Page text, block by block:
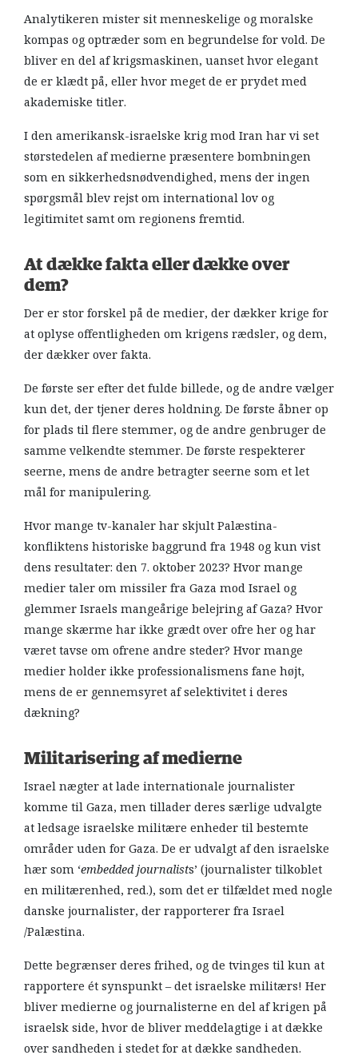
Analytikeren mister sit menneskelige og moralske
kompas og optræder som en begrundelse for vold. De
bliver en del af krigsmaskinen, uanset hvor elegant
de er klædt på, eller hvor meget de er prydet med
akademiske titler.
I den amerikansk-israelske krig mod Iran har vi set
størstedelen af medierne præsentere bombningen
som en sikkerhedsnødvendighed, mens der ingen
spørgsmål blev rejst om international lov og
legitimitet samt om regionens fremtid.
At dække fakta eller dække over
dem?
Der er stor forskel på de medier, der dækker krige for
at oplyse offentligheden om krigens rædsler, og dem,
der dækker over fakta.
De første ser efter det fulde billede, og de andre vælger
kun det, der tjener deres holdning. De første åbner op
for plads til flere stemmer, og de andre genbruger de
samme velkendte stemmer. De første respekterer
seerne, mens de andre betragter seerne som et let
mål for manipulering.
Hvor mange tv-kanaler har skjult Palæstina-
konfliktens historiske baggrund fra 1948 og kun vist
dens resultater: den 7. oktober 2023? Hvor mange
medier taler om missiler fra Gaza mod Israel og
glemmer Israels mangeårige belejring af Gaza? Hvor
mange skærme har ikke grædt over ofre her og har
været tavse om ofrene andre steder? Hvor mange
medier holder ikke professionalismens fane højt,
mens de er gennemsyret af selektivitet i deres
dækning?
Militarisering af medierne
Israel nægter at lade internationale journalister
komme til Gaza, men tillader deres særlige udvalgte
at ledsage israelske militære enheder til bestemte
områder uden for Gaza. De er udvalgt af den israelske
hær som ‘embedded journalists’ (journalister tilkoblet
en militærenhed, red.), som det er tilfældet med nogle
danske journalister, der rapporterer fra Israel
/Palæstina.
Dette begrænser deres frihed, og de tvinges til kun at
rapportere ét synspunkt – det israelske militærs! Her
bliver medierne og journalisterne en del af krigen på
israelsk side, hvor de bliver meddelagtige i at dække
over sandheden i stedet for at dække sandheden.